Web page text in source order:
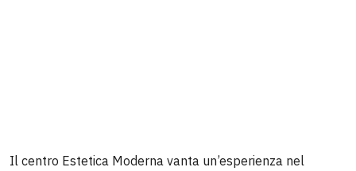
Il centro Estetica Moderna vanta un’esperienza nel